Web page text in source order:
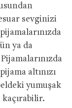
sevginizi
ya da
altınızı
yumuşak
kaçırabilir.